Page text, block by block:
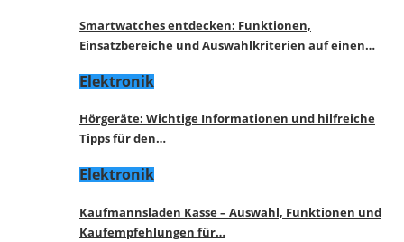
Smartwatches entdecken: Funktionen,
Einsatzbereiche und Auswahlkriterien auf einen…
Elektronik
Hörgeräte: Wichtige Informationen und hilfreiche
Tipps für den…
Elektronik
Kaufmannsladen Kasse – Auswahl, Funktionen und
Kaufempfehlungen für…